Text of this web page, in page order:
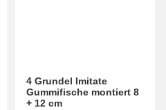
4 Grundel Imitate
Gummifische montiert 8
+ 12 cm